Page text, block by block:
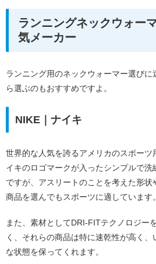
ランニングネックウォー
気メーカー
ランニング用のネックウォーマー選び
ら選ぶのもおすすめですよ。
NIKE｜ナイキ
世界的な人気を誇るアメリカのスポーツ
イキのロゴマークが入ったシンプルで
ですが、アスリートのことを考えた形
商品を選んでもスポーツに適しています。
また、素材としてDRI-FITテクノロジー
く、それらの商品は特に速乾性が高く
な状態を保ってくれます。